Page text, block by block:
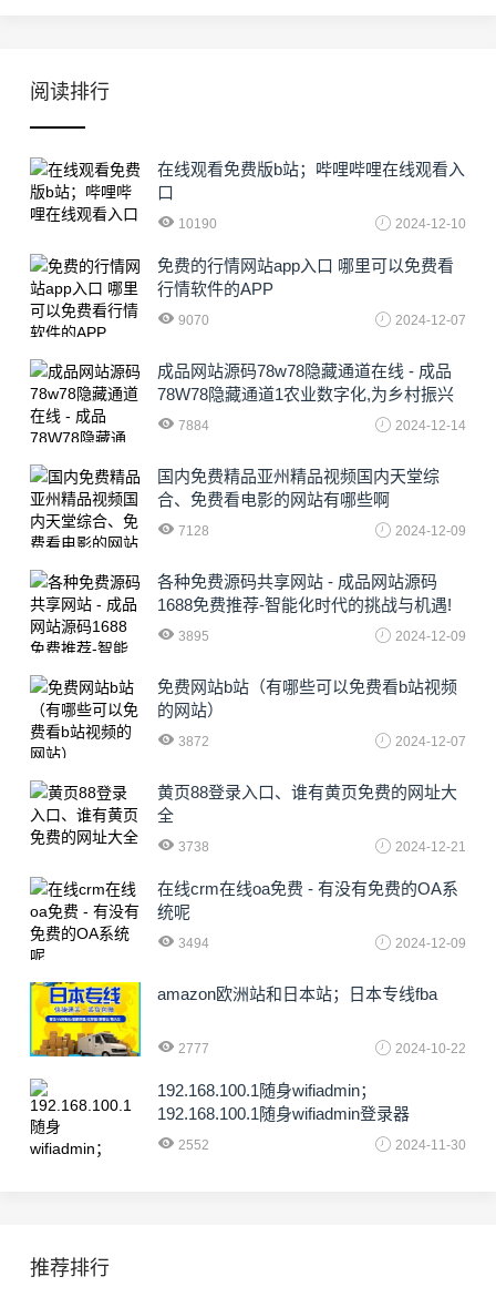
阅读排行
在线观看免费版b站；哔哩哔哩在线观看入
口
10190 2024-12-10
免费的行情网站app入口 哪里可以免费看
行情软件的APP
9070 2024-12-07
成品网站源码78w78隐藏通道在线 - 成品
78W78隐藏通道1农业数字化,为乡村振兴
注入新动力
7884 2024-12-14
国内免费精品亚州精品视频国内天堂综
合、免费看电影的网站有哪些啊
7128 2024-12-09
各种免费源码共享网站 - 成品网站源码
1688免费推荐-智能化时代的挑战与机遇!
3895 2024-12-09
免费网站b站（有哪些可以免费看b站视频
的网站）
3872 2024-12-07
黄页88登录入口、谁有黄页免费的网址大
全
3738 2024-12-21
在线crm在线oa免费 - 有没有免费的OA系
统呢
3494 2024-12-09
amazon欧洲站和日本站；日本专线fba
2777 2024-10-22
192.168.100.1随身wifiadmin；
192.168.100.1随身wifiadmin登录器
2552 2024-11-30
推荐排行